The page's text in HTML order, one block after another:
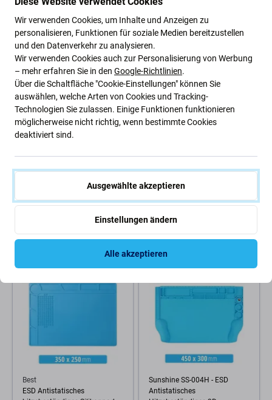
4,82 €
AUF LAGER 3 Stk
ERWARTEN 10+ Stk,
(11.08.2026)
Gummihandschuhe - Größe S
AUF LAGER 8 Stk
Kabel - 100cm
1,92 €
AUF LAGER 5 Stk
Best
ESD Antistatisches
Sunshine SS-004H - ESD
Antistatisches
Wir verwenden Cookies, um Inhalte und Anzeigen zu
personalisieren, Funktionen für soziale Medien bereitzustellen
und den Datenverkehr zu analysieren.
Wir verwenden Cookies auch zur Personalisierung von Werbung
– mehr erfahren Sie in den Google-Richtlinien.
Über die Schaltfläche "Cookie-Einstellungen" können Sie
auswählen, welche Arten von Cookies und Tracking-
Technologien Sie zulassen. Einige Funktionen funktionieren
möglicherweise nicht richtig, wenn bestimmte Cookies
deaktiviert sind.
Ausgewählte akzeptieren
Einstellungen ändern
Alle akzeptieren